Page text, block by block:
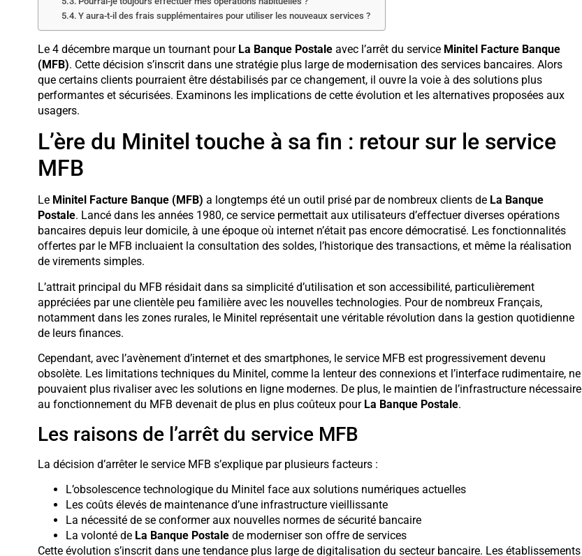
Y aura-t-il des frais supplémentaires pour utiliser les nouveaux services ?
Le 4 décembre marque un tournant pour La Banque Postaleavec l’arrêt du service Minitel Facture Banque
(MFB). Cette décision s’inscrit dans une stratégie plus large de modernisation des services bancaires. Alors
que certains clients pourraient être déstabilisés par ce changement, il ouvre la voie à des solutions plus
performantes et sécurisées. Examinons les implications de cette évolution et les alternatives proposées aux
usagers.
L’ère du Minitel touche à sa fin : retour sur le service
MFB
Le Minitel Facture Banque (MFB) a longtemps été un outil prisé par de nombreux clients de La Banque
Postale. Lancé dans les années 1980, ce service permettait aux utilisateurs d’effectuer diverses opérations
bancaires depuis leur domicile, à une époque où internet n’était pas encore démocratisé. Les fonctionnalités
offertes par le MFB incluaient la consultation des soldes, l’historique des transactions, et même la réalisation
de virements simples.
L’attrait principal du MFB résidait dans sa simplicité d’utilisation et son accessibilité, particulièrement
appréciées par une clientèle peu familière avec les nouvelles technologies. Pour de nombreux Français,
notamment dans les zones rurales, le Minitel représentait une véritable révolution dans la gestion quotidienne
de leurs finances.
Cependant, avec l’avènement d’internet et des smartphones, le service MFB est progressivement devenu
obsolète. Les limitations techniques du Minitel, comme la lenteur des connexions et l’interface rudimentaire, ne
pouvaient plus rivaliser avec les solutions en ligne modernes. De plus, le maintien de l’infrastructure nécessaire
au fonctionnement du MFB devenait de plus en plus coûteux pour La Banque Postale.
Les raisons de l’arrêt du service MFB
La décision d’arrêter le service MFB s’explique par plusieurs facteurs :
L’obsolescence technologique du Minitel face aux solutions numériques actuelles
Les coûts élevés de maintenance d’une infrastructure vieillissante
La nécessité de se conformer aux nouvelles normes de sécurité bancaire
La volonté de La Banque Postalede moderniser son offre de services
Cette évolution s’inscrit dans une tendance plus large de digitalisation du secteur bancaire. Les établissements